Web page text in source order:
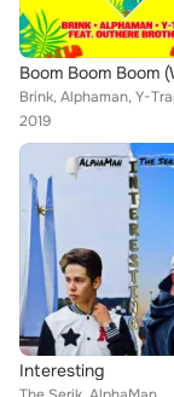
2019
Interesting